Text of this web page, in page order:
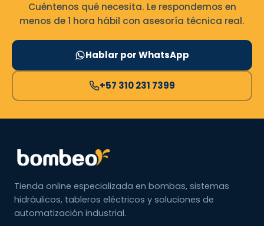
Cuéntenos qué necesita. Le respondemos en
menos de 1 hora hábil con asesoría técnica real.
Hablar por WhatsApp
+57 310 231 7399
Tienda online especializada en bombas, sistemas
hidráulicos, tableros eléctricos y soluciones de
automatización industrial.